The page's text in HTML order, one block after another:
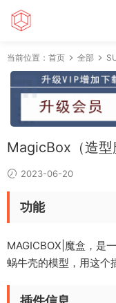
当前位置： 首页 全部
MagicBox（造型
2023-06-20
功能
MAGICBOX|魔盒，是
蜗牛壳的模型，用这个